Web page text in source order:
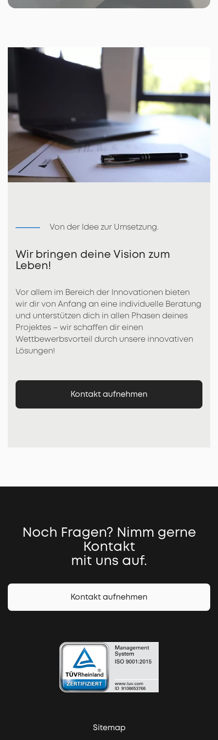
Von der Idee zur Umsetzung.
Wir bringen deine Vision zum
Leben!
Vor allem im Bereich der Innovationen bieten
wir dir von Anfang an eine individuelle Beratung
und unterstützen dich in allen Phasen deines
Projektes – wir schaffen dir einen
Wettbewerbsvorteil durch unsere innovativen
Lösungen!
Kontakt aufnehmen
Noch Fragen? Nimm gerne
Kontakt
mit uns auf.
Kontakt aufnehmen
Sitemap